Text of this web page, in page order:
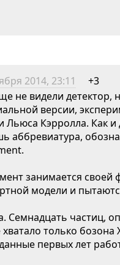
2014, 23:11
+3
не видели детектор,
версии,
Льюса Кэрролла. Как
аббревиатура,
занимается своей
модели и
Семнадцать частиц,
только бозона
первых лет